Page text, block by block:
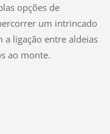
opções de
um intrincado
a ligação entre aldeias
ao monte.